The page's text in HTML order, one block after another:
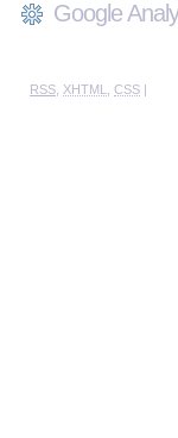
Google
RSS XHTML CSS |